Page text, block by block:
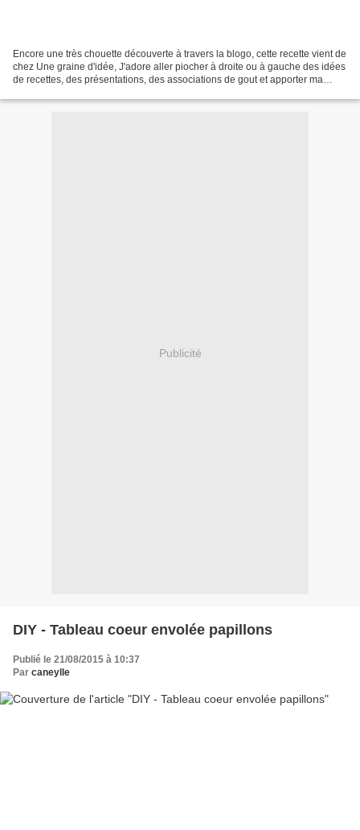
Encore une très chouette découverte à travers la blogo, cette recette vient de
chez Une graine d'idée, J'adore aller piocher à droite ou à gauche des idées
de recettes, des présentations, des associations de gout et apporter ma
Publicité
DIY - Tableau coeur envolée papillons
Publié le 21/08/2015 à 10:37
Par caneylle